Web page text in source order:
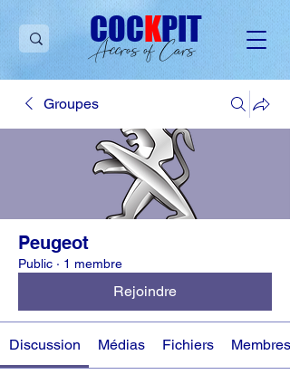
Accros of Cars
COCKPIT
Groupes
Peugeot
Public · 1 membre
Rejoindre
Discussion Médias Fichiers Membres